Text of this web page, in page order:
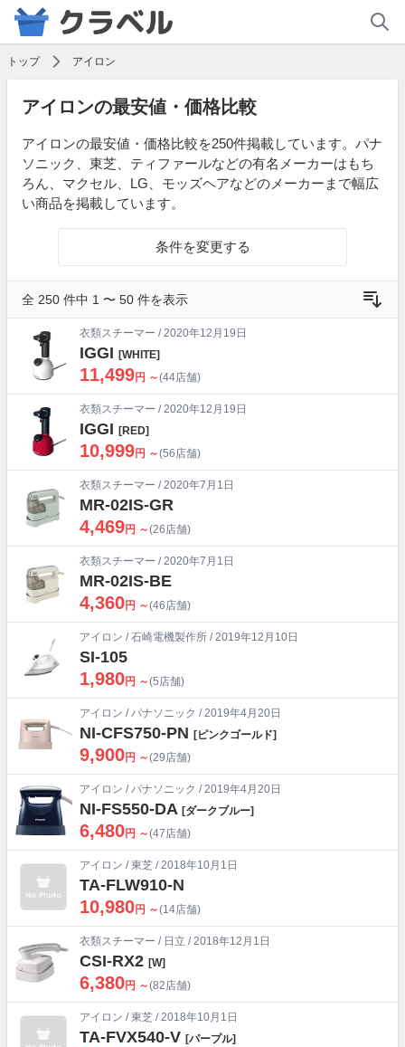
トップ アイロン
アイロンの最安値・価格比較
アイロンの最安値・価格比較を250件掲載しています。パナ
ソニック、東芝、ティファールなどの有名メーカーはもち
ろん、マクセル、LG、モッズヘアなどのメーカーまで幅広
い商品を掲載しています。
条件を変更する
全 250 件中 1 〜 50 件を表示
衣類スチーマー / 2020年12月19日
IGGI [WHITE]
11,499円 ～(44店舗)
衣類スチーマー / 2020年12月19日
IGGI [RED]
10,999円 ～(56店舗)
衣類スチーマー / 2020年7月1日
MR-02IS-GR
4,469円 ～(26店舗)
衣類スチーマー / 2020年7月1日
MR-02IS-BE
4,360円 ～(46店舗)
アイロン /石崎電機製作所 / 2019年12月10日
SI-105
1,980円 ～(5店舗)
アイロン /パナソニック / 2019年4月20日
NI-CFS750-PN [ピンクゴールド]
9,900円 ～(29店舗)
アイロン /パナソニック / 2019年4月20日
NI-FS550-DA [ダークブルー]
6,480円 ～(47店舗)
アイロン /東芝 / 2018年10月1日
TA-FLW910-N
10,980円 ～(14店舗)
衣類スチーマー / 日立 / 2018年12月1日
CSI-RX2 [W]
6,380円 ～(82店舗)
アイロン /東芝 / 2018年10月1日
TA-FVX540-V [パープル]